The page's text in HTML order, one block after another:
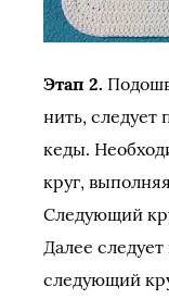
Этап 2.
нить, следует
кеды.
круг,
Следующий
Далее
следующий